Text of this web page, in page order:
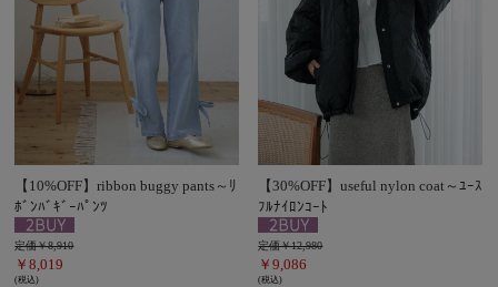
【10%OFF】ribbon buggy pants～ﾘ
ﾎﾞﾝﾊﾞｷﾞｰﾊﾟﾝﾂ
定価￥8,910
￥8,019
(税込)
【30%OFF】useful nylon coat～ﾕｰｽ
ﾌﾙﾅｲﾛﾝｺｰﾄ
定価￥12,980
￥9,086
(税込)